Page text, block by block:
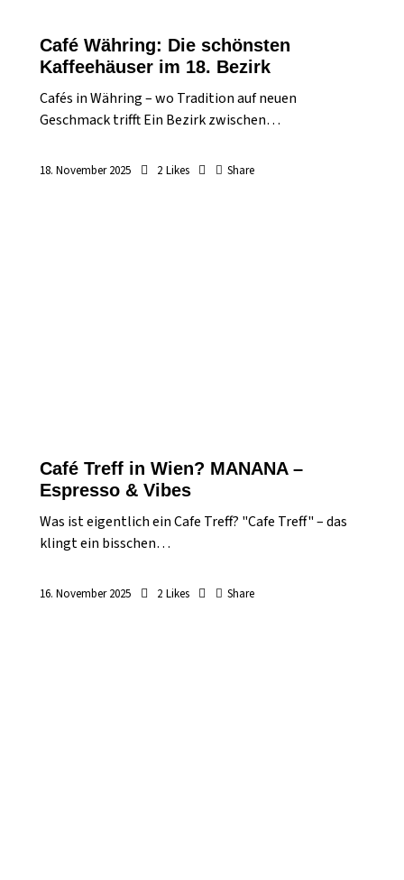
Café Währing: Die schönsten
Kaffeehäuser im 18. Bezirk
Cafés in Währing – wo Tradition auf neuen
Geschmack trifft Ein Bezirk zwischen…
18. November 2025 2 Likes Share
Café Treff in Wien? MANANA –
Espresso & Vibes
Was ist eigentlich ein Cafe Treff? "Cafe Treff" – das
klingt ein bisschen…
16. November 2025 2 Likes Share